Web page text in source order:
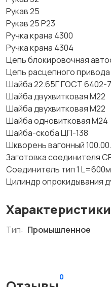
Рукав 25
Рукав 25 Р23
Ручка крана 4300
Ручка крана 4304
Цепь блокировочная
Цепь расцепного
Шайба 22.65Г ГОСТ 6402-
Шайба двухвитковая М22
Шайба двухвитковая М22
Шайба одновитковая М24
Шайба-скоба ЦП-138
Шкворень вагонный
Заготовка соединителя
Соединитель тип 1
Цилиндр опрокидывания
Характеристики
Тип: Промышленное
0